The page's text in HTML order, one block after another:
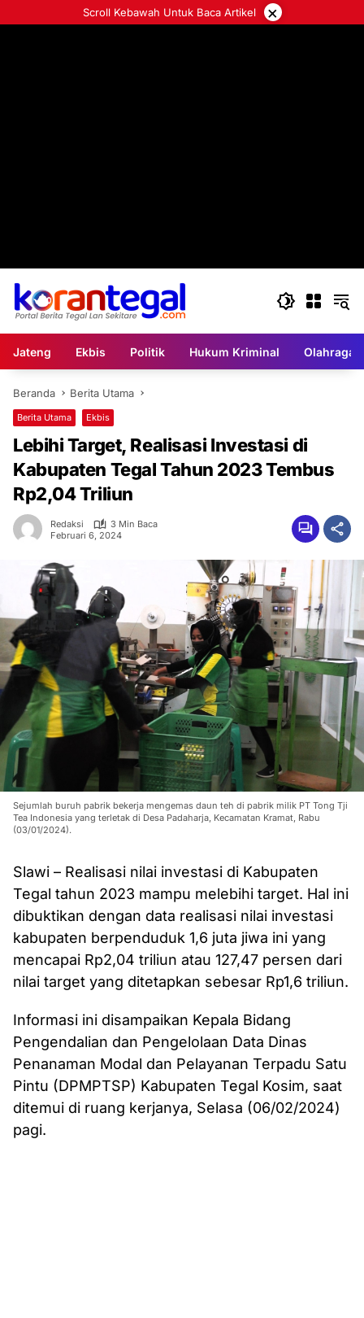
ke
Scroll Kebawah Untuk Baca Artikel ×
Jateng Ekbis Politik Hukum Kriminal Olahraga
Beranda Berita Utama
Berita Utama Ekbis
Lebihi Target, Realisasi Investasi di
Kabupaten Tegal Tahun 2023 Tembus
Rp2,04 Triliun
Redaksi
3 Min Baca
Februari 6, 2024
Sejumlah buruh pabrik bekerja mengemas daun teh di pabrik milik PT Tong Tji
Tea Indonesia yang terletak di Desa Padaharja, Kecamatan Kramat, Rabu
(03/01/2024).
Slawi – Realisasi nilai investasi di Kabupaten
Tegal tahun 2023 mampu melebihi target. Hal ini
dibuktikan dengan data realisasi nilai investasi
kabupaten berpenduduk 1,6 juta jiwa ini yang
mencapai Rp2,04 triliun atau 127,47 persen dari
nilai target yang ditetapkan sebesar Rp1,6 triliun.
Informasi ini disampaikan Kepala Bidang
Pengendalian dan Pengelolaan Data Dinas
Penanaman Modal dan Pelayanan Terpadu Satu
Pintu (DPMPTSP) Kabupaten Tegal Kosim, saat
ditemui di ruang kerjanya, Selasa (06/02/2024)
pagi.